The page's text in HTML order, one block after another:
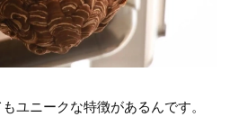
ユニークな特徴があるんです。